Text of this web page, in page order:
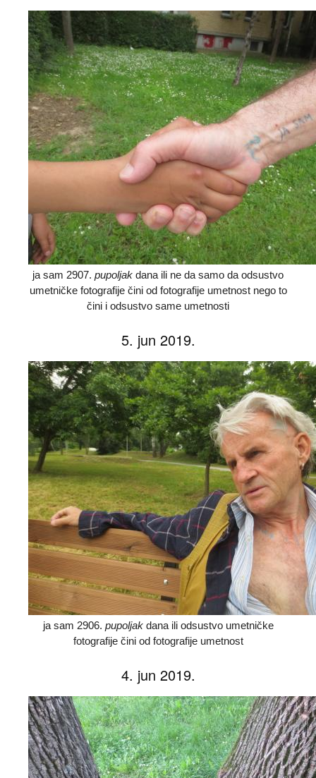
ja sam 2907. pupoljak dana ili ne da samo da odsustvo
umetničke fotografije čini od fotografije umetnost nego to
čini i odsustvo same umetnosti
5. jun 2019.
ja sam 2906. pupoljak dana ili odsustvo umetničke
fotografije čini od fotografije umetnost
4. jun 2019.